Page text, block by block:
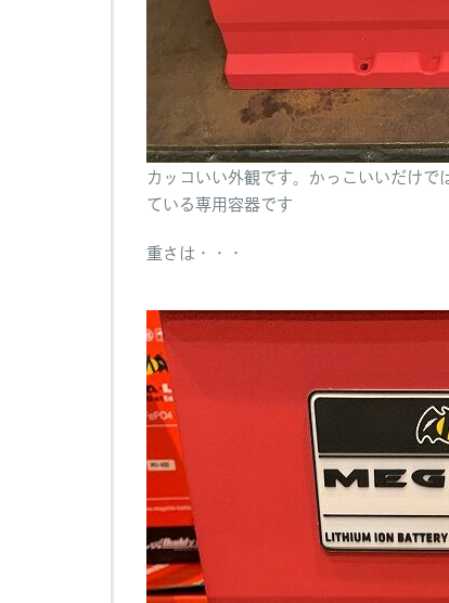
カッコいい外観です。かっこいいだけ
ている専用容器です
重さは・・・